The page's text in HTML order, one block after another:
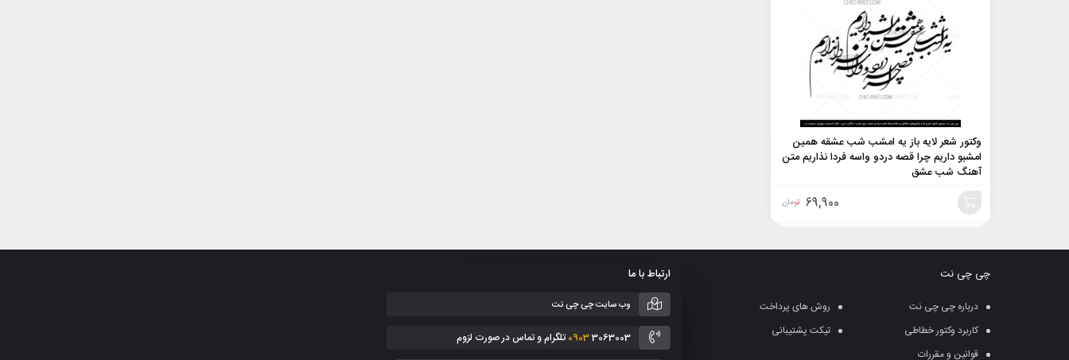
وکتور شعر لایه باز یه امشب شب عشقه همین
امشبو داریم چرا قصه دردو واسه فردا نذاریم متن
آهنگ شب عشق
69,900 تومان
چی چی نت
درباره چی چی نت
روش های پرداخت
کاربرد وکتور خطاطی
تیکت پشتیبانی
قوانین و مقررات
ارتباط با ما
وب سایت چی چی نت
09033063003 تلگرام و تماس در صورت لزوم